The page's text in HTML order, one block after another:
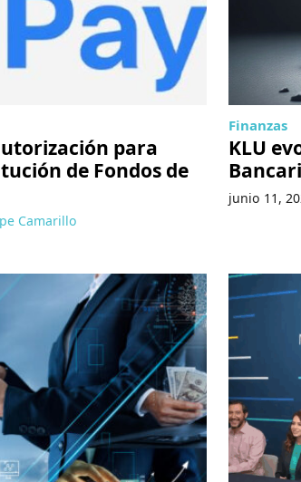
para
de Fondos de
Camarillo
Finanzas
KLU
junio 11,